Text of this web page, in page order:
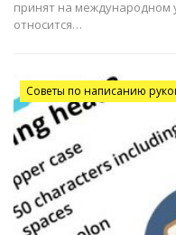
принят на международном
относится…
Советы по написанию